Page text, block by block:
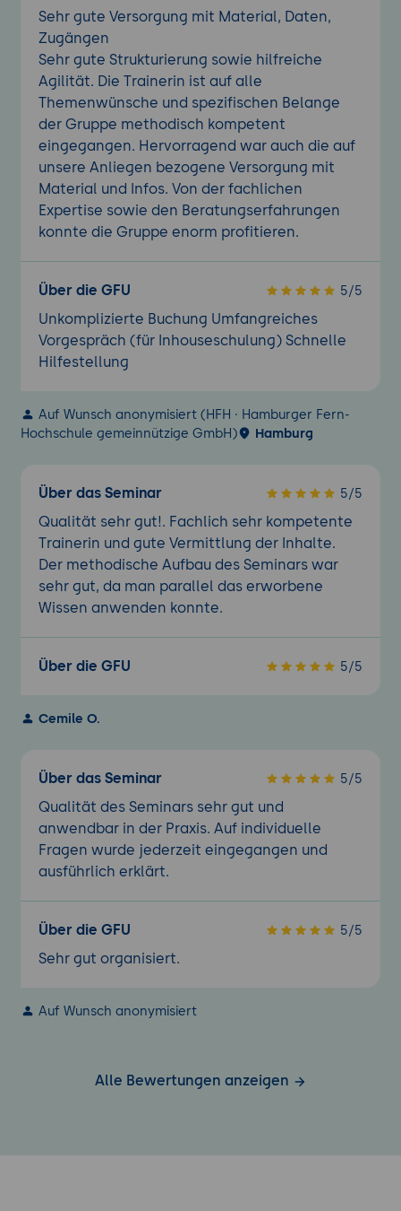
Sehr gute Versorgung mit Material, Daten,
Zugängen
Sehr gute Strukturierung sowie hilfreiche
Agilität. Die Trainerin ist auf alle
Themenwünsche und spezifischen Belange
der Gruppe methodisch kompetent
eingegangen. Hervorragend war auch die auf
unsere Anliegen bezogene Versorgung mit
Material und Infos. Von der fachlichen
Expertise sowie den Beratungserfahrungen
konnte die Gruppe enorm profitieren.
Über die GFU 5/5
Unkomplizierte Buchung Umfangreiches
Vorgespräch (für Inhouseschulung) Schnelle
Hilfestellung
Auf Wunsch anonymisiert (HFH · Hamburger Fern-
Hochschule gemeinnützige GmbH)
Hamburg
Über das Seminar 5/5
Qualität sehr gut!. Fachlich sehr kompetente
Trainerin und gute Vermittlung der Inhalte.
Der methodische Aufbau des Seminars war
sehr gut, da man parallel das erworbene
Wissen anwenden konnte.
Über die GFU 5/5
Cemile O.
Über das Seminar 5/5
Qualität des Seminars sehr gut und
anwendbar in der Praxis. Auf individuelle
Fragen wurde jederzeit eingegangen und
ausführlich erklärt.
Über die GFU 5/5
Sehr gut organisiert.
Auf Wunsch anonymisiert
Alle Bewertungen anzeigen